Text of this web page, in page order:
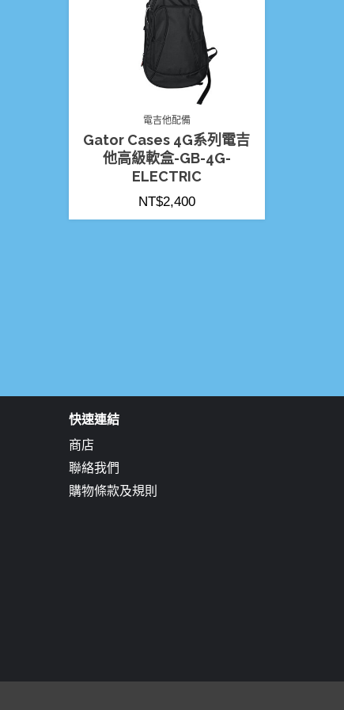
電吉他配備
Gator Cases 4G系列電吉
他高級軟盒-GB-4G-
ELECTRIC
NT$2,400
快速連結
商店
聯絡我們
購物條款及規則